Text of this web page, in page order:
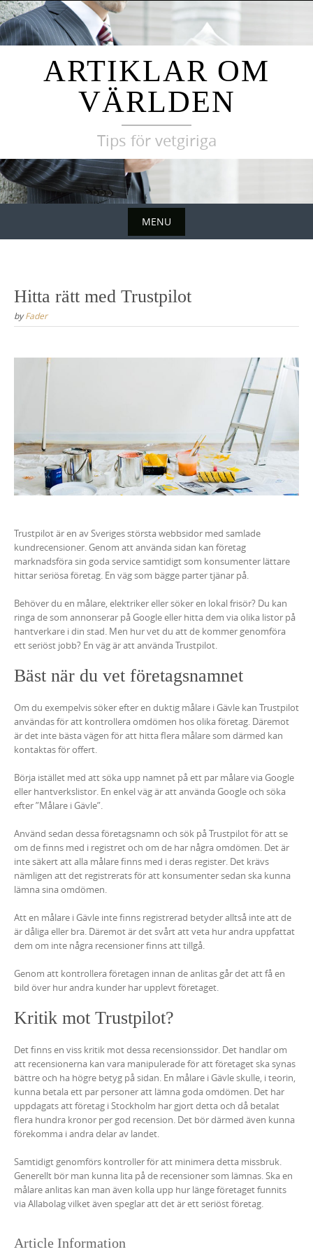
Skip
to
content
ARTIKLAR OM
VÄRLDEN
Tips för vetgiriga
MENU
content
Hitta rätt med Trustpilot
byFader
Trustpilot är en av Sveriges största webbsidor med samlade
kundrecensioner. Genom att använda sidan kan företag
marknadsföra sin goda service samtidigt som konsumenter lättare
hittar seriösa företag. En väg som bägge parter tjänar på.
Behöver du en målare, elektriker eller söker en lokal frisör? Du kan
ringa de som annonserar på Google eller hitta dem via olika listor på
hantverkare i din stad. Men hur vet du att de kommer genomföra
ett seriöst jobb? En väg är att använda Trustpilot.
Bäst när du vet företagsnamnet
Om du exempelvis söker efter en duktig målare i Gävle kan Trustpilot
användas för att kontrollera omdömen hos olika företag. Däremot
är det inte bästa vägen för att hitta flera målare som därmed kan
kontaktas för offert.
Börja istället med att söka upp namnet på ett par målare via Google
eller hantverkslistor. En enkel väg är att använda Google och söka
efter ”Målare i Gävle”.
Använd sedan dessa företagsnamn och sök på Trustpilot för att se
om de finns med i registret och om de har några omdömen. Det är
inte säkert att alla målare finns med i deras register. Det krävs
nämligen att det registrerats för att konsumenter sedan ska kunna
lämna sina omdömen.
Att en målare i Gävle inte finns registrerad betyder alltså inte att de
är dåliga eller bra. Däremot är det svårt att veta hur andra uppfattat
dem om inte några recensioner finns att tillgå.
Genom att kontrollera företagen innan de anlitas går det att få en
bild över hur andra kunder har upplevt företaget.
Kritik mot Trustpilot?
Det finns en viss kritik mot dessa recensionssidor. Det handlar om
att recensionerna kan vara manipulerade för att företaget ska synas
bättre och ha högre betyg på sidan. En målare i Gävle skulle, i teorin,
kunna betala ett par personer att lämna goda omdömen. Det har
uppdagats att företag i Stockholm har gjort detta och då betalat
flera hundra kronor per god recension. Det bör därmed även kunna
förekomma i andra delar av landet.
Samtidigt genomförs kontroller för att minimera detta missbruk.
Generellt bör man kunna lita på de recensioner som lämnas. Ska en
målare anlitas kan man även kolla upp hur länge företaget funnits
via Allabolag vilket även speglar att det är ett seriöst företag.
Article Information